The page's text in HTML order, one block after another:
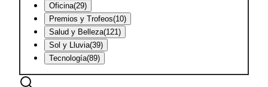
Oficina(29)
Premios y Trofeos(10)
Salud y Belleza(121 )
Sol y Lluvia(39)
Tecnología(89)